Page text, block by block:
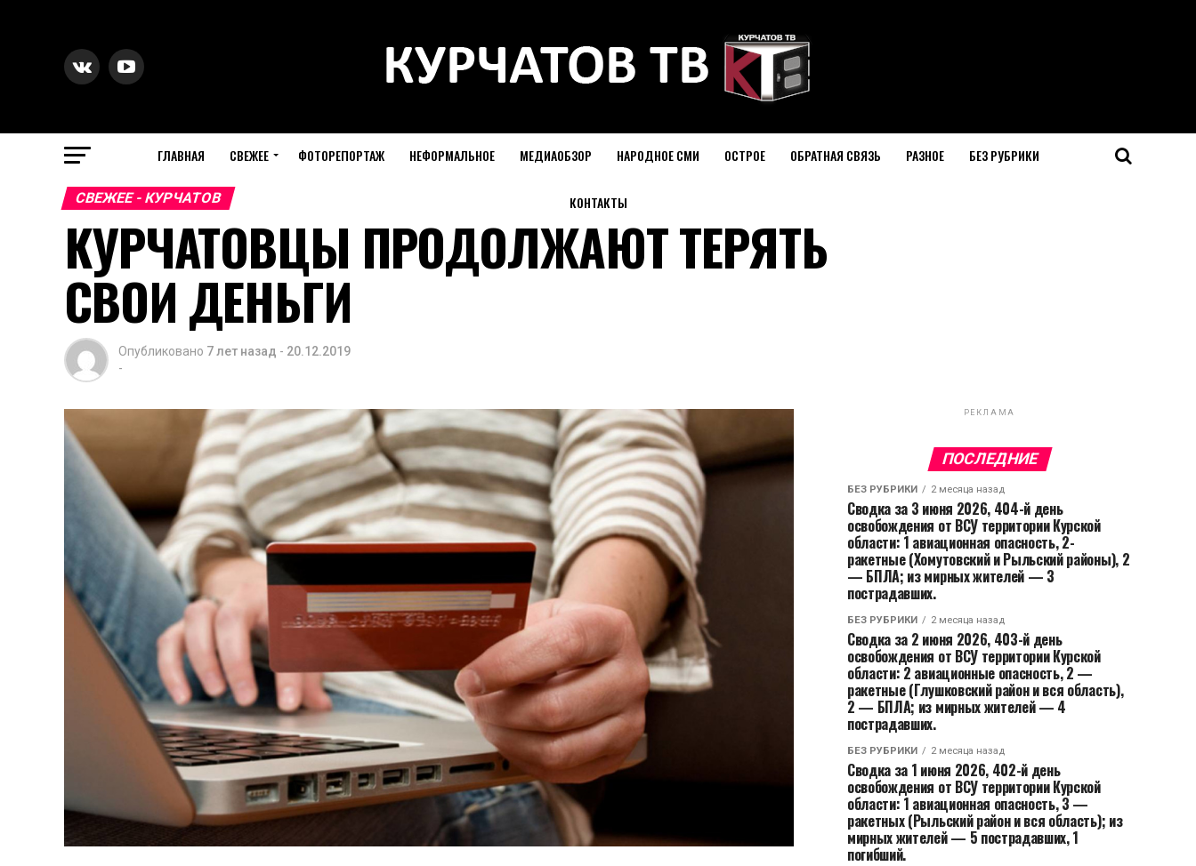
ГЛАВНАЯ СВЕЖЕЕ ФОТОРЕПОРТАЖ НЕФОРМАЛЬНОЕ МЕДИАОБЗОР НАРОДНОЕ СМИ ОСТРОЕ ОБРАТНАЯ СВЯЗЬ РАЗНОЕ БЕЗ РУБРИКИ
КОНТАКТЫ
СВЕЖЕЕ - КУРЧАТОВ
КУРЧАТОВЦЫ ПРОДОЛЖАЮТ ТЕРЯТЬ
СВОИ ДЕНЬГИ
Опубликовано 7 лет назад - 20.12.2019
-
РЕКЛАМА
ПОСЛЕДНИЕ
БЕЗ РУБРИКИ 2 месяца назад
Сводка за 3 июня 2026, 404-й день
освобождения от ВСУ территории Курской
области: 1 авиационная опасность, 2-
ракетные (Хомутовский и Рыльский районы), 2
— БПЛА; из мирных жителей — 3
пострадавших.
БЕЗ РУБРИКИ 2 месяца назад
Сводка за 2 июня 2026, 403-й день
освобождения от ВСУ территории Курской
области: 2 авиационные опасность, 2 —
ракетные (Глушковский район и вся область),
2 — БПЛА; из мирных жителей — 4
пострадавших.
БЕЗ РУБРИКИ 2 месяца назад
Сводка за 1 июня 2026, 402-й день
освобождения от ВСУ территории Курской
области: 1 авиационная опасность, 3 —
ракетных (Рыльский район и вся область); из
мирных жителей — 5 пострадавших, 1
погибший.